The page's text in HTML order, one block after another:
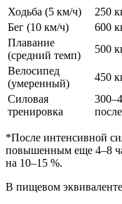
Ходьба (5 км/ч)
250
Бег (10 км/ч)
600
Плавание
(средний темп)
500
Велосипед
(умеренный)
450
Силовая
тренировка
*После интенсивной
повышенным еще 4–8
на 10–15 %.
В пищевом